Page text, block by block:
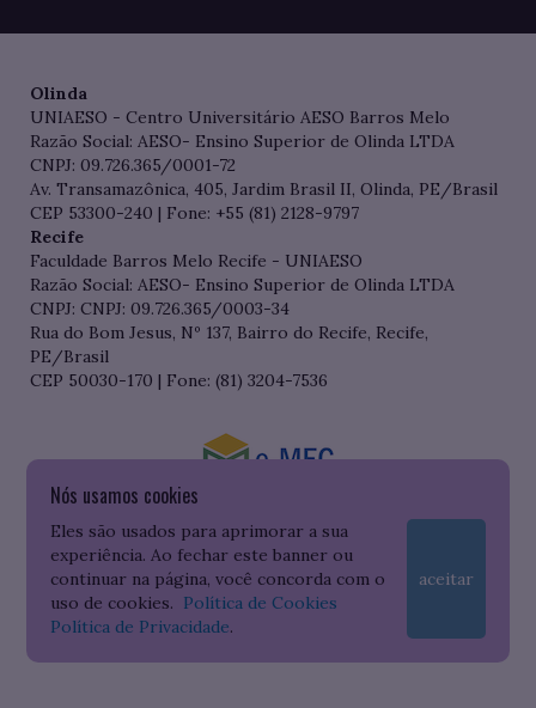
Nós usamos cookies
Eles são usados para aprimorar a sua
experiência. Ao fechar este banner ou
continuar na página, você concorda com o
uso de cookies. Política de Cookies
Política de Privacidade.
aceitar
Olinda
UNIAESO - Centro Universitário AESO Barros Melo
Razão Social: AESO- Ensino Superior de Olinda LTDA
CNPJ: 09.726.365/0001-72
Av. Transamazônica, 405, Jardim Brasil II, Olinda, PE/Brasil
CEP 53300-240 | Fone: +55 (81) 2128-9797
Recife
Faculdade Barros Melo Recife - UNIAESO
Razão Social: AESO- Ensino Superior de Olinda LTDA
CNPJ: CNPJ: 09.726.365/0003-34
Rua do Bom Jesus, Nº 137, Bairro do Recife, Recife,
PE/Brasil
CEP 50030-170 | Fone: (81) 3204-7536
Consulte o cadastro da Instituição no Sistema do e-MEC